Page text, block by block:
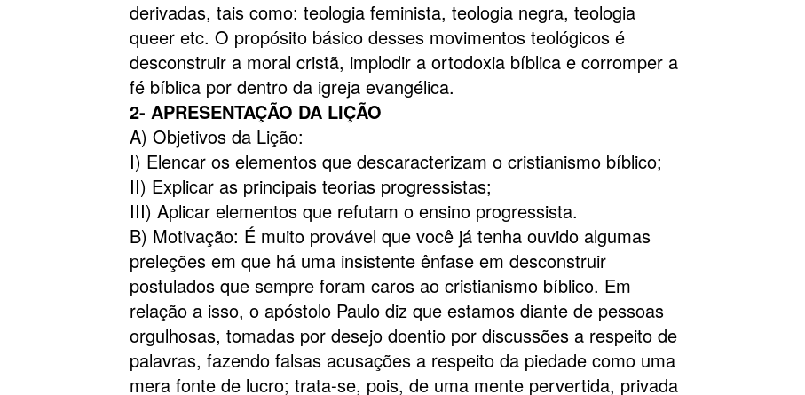
deri­vadas, tais como: teologia feminista, teologia negra, teologia
queer etc. O propósito básico desses movimentos teológicos é
desconstruir a moral cristã, implodir a ortodoxia bíblica e corromper a
fé bíblica por dentro da igreja evangélica.
2- APRESENTAÇÃO DA LIÇÃO
A) Objetivos da Lição:
I) Elencar os elementos que descaracterizam o cristianismo bíblico;
II) Explicar as principais teorias progressistas;
III) Aplicar elementos que refutam o ensino progressista.
B) Motivação: É muito provável que você já tenha ouvido algumas
preleções em que há uma insistente ênfase em desconstruir
postulados que sempre foram caros ao cristia­nismo bíblico. Em
relação a isso, o apóstolo Paulo diz que estamos diante de pessoas
orgulhosas, tomadas por desejo doentio por discussões a respeito de
palavras, fazendo falsas acusações a respeito da piedade como uma
mera fonte de lucro; trata-se, pois, de uma mente pervertida, privada